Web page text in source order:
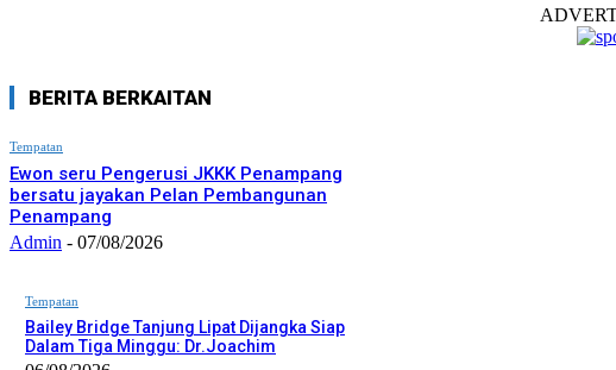
BERITA BERKAITAN
Tempatan
Ewon seru Pengerusi JKKK Penampang
bersatu jayakan Pelan Pembangunan
Penampang
Admin - 07/08/2026
Tempatan
Bailey Bridge Tanjung Lipat Dijangka Siap
Dalam Tiga Minggu: Dr.Joachim